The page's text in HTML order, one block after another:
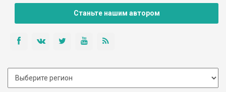
Станьте нашим автором